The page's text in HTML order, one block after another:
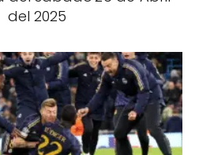
del 2025